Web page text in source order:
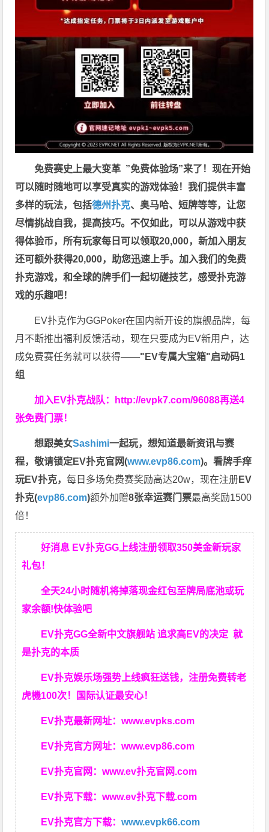
免费赛史上最大变革 ”免费体验场”来了！现在开始
可以随时随地可以享受真实的游戏体验！我们提供丰富
多样的玩法，包括德州扑克、奥马哈、短牌等等，让您
尽情挑战自我，提高技巧。不仅如此， 可以从游戏中获
得体验币，所有玩家每日可以领取20,000，新加入朋友
还可额外获得20,000，助您迅速上手。加入我们的免费
扑克游戏，和全球的牌手们一起切磋技艺，感受扑克游
戏的乐趣吧！
EV扑克作为GGPoker在国内新开设的旗舰品牌，每
月不断推出福利反馈活动，现在只要成为EV新用户，达
成免费赛任务就可以获得——"EV专属大宝箱"启动码1
组
加入EV扑克战队： http://evpk7.com/96088再送4
张免费门票！
想跟美女Sashimi一起玩，想知道最新资讯与赛
程，敬请锁定EV扑克官网(www.evp86.com)。看牌手痒
玩EV扑克，每日多场免费赛奖励高达20w，现在注册EV
扑克(evp86.com)额外加赠8张幸运赛门票最高奖励1500
倍！
好消息 EV扑克GG上线注册领取350美金新玩家
礼包！
全天24小时随机将掉落现金红包至牌局底池或玩
家余额!快体验吧
EV扑克GG全新中文旗舰站 追求高EV的决定就
是扑克的本质
EV扑克娱乐场强势上线疯狂送钱，注册免费转老
虎機100次！国际认证最安心！
EV扑克最新网址：www.evpks.com
EV扑克官方网址：www.evp86.com
EV扑克官网：www.ev扑克官网.com
EV扑克下载：www.ev扑克下载.com
EV扑克官方下载：www.evpk66.com